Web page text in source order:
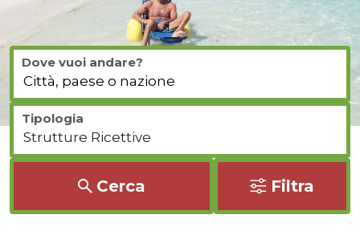
Dove vuoi andare?
Tipologia
Cerca Filtra